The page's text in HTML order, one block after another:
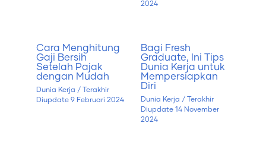
2024
Cara Menghitung
Gaji Bersih
Setelah Pajak
dengan Mudah
Dunia Kerja / Terakhir
Diupdate 9 Februari 2024
Bagi Fresh
Graduate, Ini Tips
Dunia Kerja untuk
Mempersiapkan
Diri
Dunia Kerja / Terakhir
Diupdate14 November
2024